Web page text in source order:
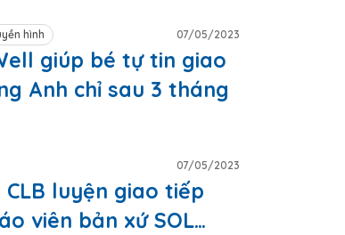
hình 07/05/2023
giúp bé tự tin giao
Anh chỉ sau 3 tháng
07/05/2023
CLB luyện giao tiếp
viên bản xứ SOL